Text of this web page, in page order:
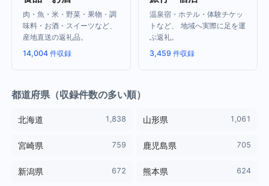
肉・魚・米・野菜・果物・調
味料・お酒・スイーツなど、
産地直送の返礼品。
14,004 件収録
温泉宿・ホテル・体験チケッ
トなど、 地域へ実際に足を運
ぶ返礼。
3,459 件収録
都道府県（収録件数の多い順）
北海道 1,838 山形県 1,061
宮崎県 759 鹿児島県 705
新潟県 672 熊本県 624